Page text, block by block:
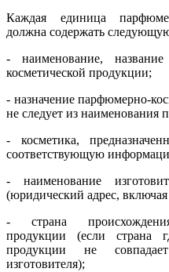
Каждая единица
должна содержать
- наименование,
косметической продукции;
- назначение парфюмерно-
не следует из наименования
- косметика,
соответствующую
- наименование
(юридический адрес, включая
- страна происхождения
продукции (если страна
продукции не
изготовителя);